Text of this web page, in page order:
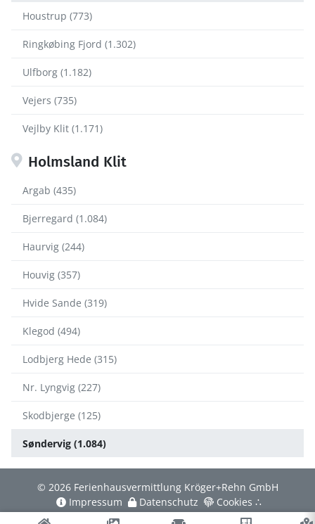
Houstrup (773)
Ringkøbing Fjord (1.302)
Ulfborg (1.182)
Vejers (735)
Vejlby Klit (1.171)
Holmsland Klit
Argab (435)
Bjerregard (1.084)
Haurvig (244)
Houvig (357)
Hvide Sande (319)
Klegod (494)
Lodbjerg Hede (315)
Nr. Lyngvig (227)
Skodbjerge (125)
Søndervig (1.084)
© 2026 Ferienhausvermittlung Kröger+Rehn GmbH
Impressum
Datenschutz Cookies ∴